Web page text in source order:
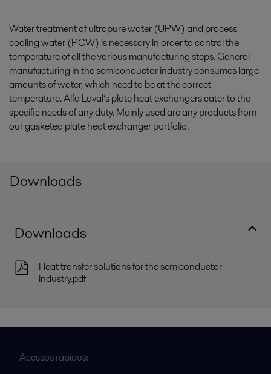
Water treatment of ultrapure water (UPW) and process
cooling water (PCW) is necessary in order to control the
temperature of all the various manufacturing steps. General
manufacturing in the semiconductor industry consumes large
amounts of water, which need to be at the correct
temperature. Alfa Laval’s plate heat exchangers cater to the
specific needs of any duty. Mainly used are any products from
our gasketed plate heat exchanger portfolio.
Downloads
Downloads
Heat transfer solutions for the semiconductor
industry.pdf
Acessos rápidos: